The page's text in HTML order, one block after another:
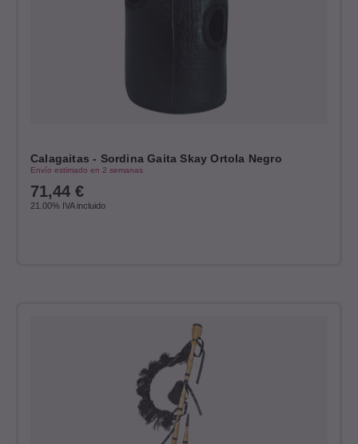
Calagaitas - Sordina Gaita Skay Ortola Negro
Envío estimado en 2 semanas
71,44 €
21.00% IVA incluido